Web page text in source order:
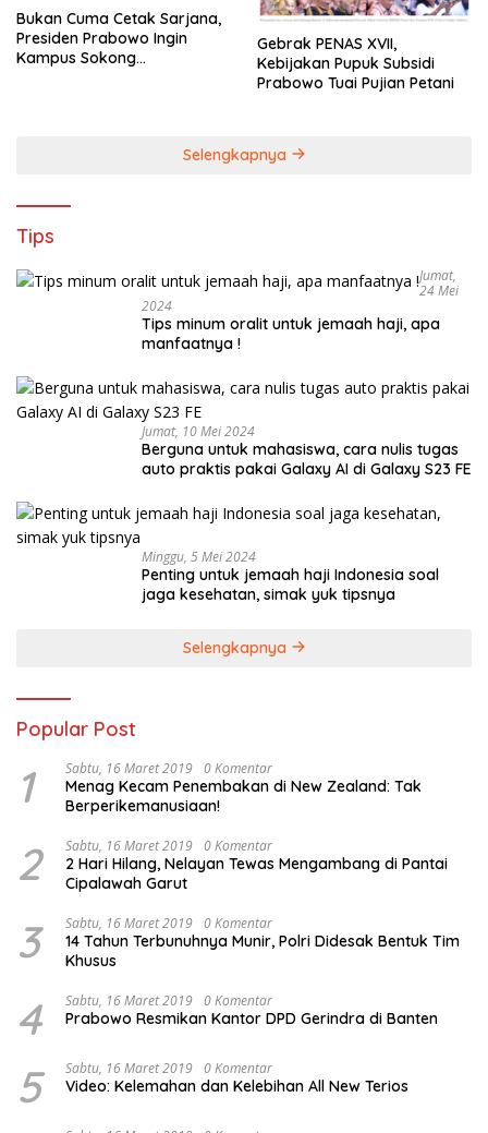
Bukan Cuma Cetak Sarjana,
Presiden Prabowo Ingin
Kampus Sokong
Gebrak PENAS XVII,
Kebijakan Pupuk Subsidi
Prabowo Tuai Pujian Petani
Selengkapnya
Tips
Jumat,
24 Mei
2024
Tips minum oralit untuk jemaah haji, apa
manfaatnya !
Jumat, 10 Mei 2024
Berguna untuk mahasiswa, cara nulis tugas
auto praktis pakai Galaxy AI di Galaxy S23 FE
Minggu, 5 Mei 2024
Penting untuk jemaah haji Indonesia soal
jaga kesehatan, simak yuk tipsnya
Selengkapnya
Popular Post
1 Sabtu, 16 Maret 2019 0 Komentar
Menag Kecam Penembakan di New Zealand: Tak
Berperikemanusiaan!
2 Sabtu, 16 Maret 2019 0 Komentar
2 Hari Hilang, Nelayan Tewas Mengambang di Pantai
Cipalawah Garut
3 Sabtu, 16 Maret 2019 0 Komentar
14 Tahun Terbunuhnya Munir, Polri Didesak Bentuk Tim
Khusus
4 Sabtu, 16 Maret 2019 0 Komentar
Prabowo Resmikan Kantor DPD Gerindra di Banten
5 Sabtu, 16 Maret 2019 0 Komentar
Video: Kelemahan dan Kelebihan All New Terios